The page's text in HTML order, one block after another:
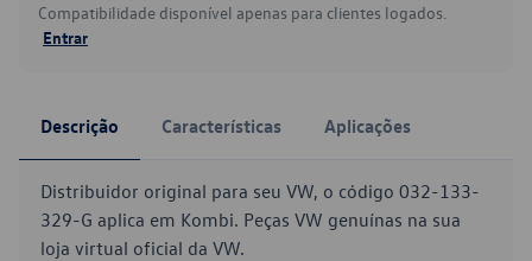
Compatibilidade disponível apenas para clientes logados.
Entrar
Descrição Características Aplicações
Distribuidor original para seu VW, o código 032-133-
329-G aplica em Kombi. Peças VW genuínas na sua
loja virtual oficial da VW.